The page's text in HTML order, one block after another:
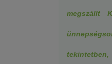
megszállt